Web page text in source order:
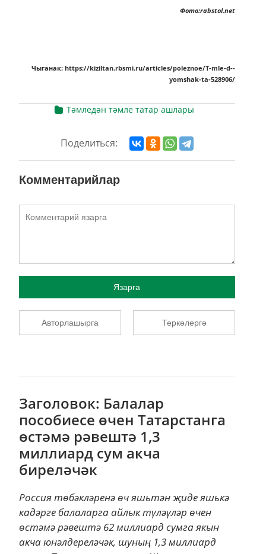
Фото:rabstol.net
Чыганак: https://kiziltan.rbsmi.ru/articles/poleznoe/T-mle-d--
yomshak-ta-528906/
Тәмледән тәмле татар ашлары
Поделиться:
Комментарийлар
Язарга
Авторлашырга Теркәлергә
Заголовок: Балалар
пособиесе өчен Татарстанга
өстәмә рәвештә 1,3
миллиард сум акча
биреләчәк
Россия төбәкләренә өч яшьтән җиде яшькә
кадәрге балаларга айлык түләүләр өчен
өстәмә рәвештә 62 миллиард сумга якын
акча юнәлдереләчәк, шуның 1,3 миллиард